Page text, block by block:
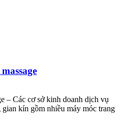
– Các cơ sở kinh doanh dịch vụ
kín gồm nhiều máy móc trang